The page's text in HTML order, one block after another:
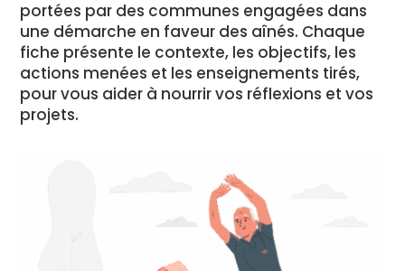
portées par des communes engagées dans
une démarche en faveur des aînés. Chaque
fiche présente le contexte, les objectifs, les
actions menées et les enseignements tirés,
pour vous aider à nourrir vos réflexions et vos
projets.